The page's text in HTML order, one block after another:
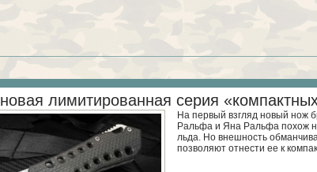
лимитированная серия
На первый взгляд новый нож
Ральфа и Яна Ральфа похож
льда. Но внешность
позволяют отнести ее к